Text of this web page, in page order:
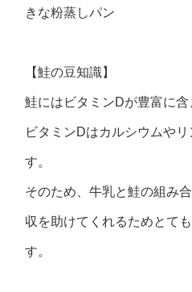
きな粉蒸しパン
【鮭の豆知識】
鮭にはビタミンDが豊富に含
ビタミンDはカルシウムや
す。
そのため、牛乳と鮭の組み
収を助けてくれるためとて
す。